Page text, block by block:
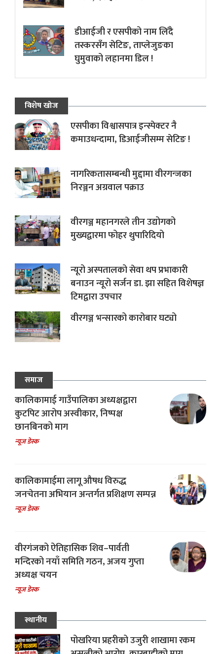
डीआईजी र एसपीको नाम लिँदै
तस्करसँग सेटिङ, ताप्लेजुङका
घुमुवाको लहानमा डिल !
विशेष खोज
एसपीका विश्वासपात्र इन्स्पेक्टर नै
कमाउधन्दामा, डिआईजीसम्म सेटिङ !
नागरिकतासम्बन्धी मुद्दामा वीरगन्जका
निरञ्जन अग्रवाल पक्राउ
वीरगञ्ज महानगरले तीन उद्योगको
मुख्यद्वारमा फोहर थुपारिदियो
न्यूरो अस्पतालको सेवा थप प्रभाकारी
बनाउन न्यूरो सर्जन डा. झा सहित विशेषज्ञ
टिमद्वारा उपचार
वीरगञ्ज भन्सारको कारोबार घट्यो
समाज
कालिकामाई गाउँपालिका अध्यक्षद्वारा
कुटपिट आरोप अस्वीकार, निष्पक्ष
छानबिनको माग
न्यूज डेस्क
कालिकामाईमा लागू औषध विरुद्ध
जनचेतना अभियान अन्तर्गत प्रशिक्षण सम्पन्न
न्यूज डेस्क
वीरगंजको ऐतिहासिक शिव–पार्वती
मन्दिरको नयाँ समिति गठन, अजय गुप्ता
अध्यक्ष चयन
न्यूज डेस्क
स्थानीय
पोखरिया प्रहरीको उजुरी शाखामा रकम